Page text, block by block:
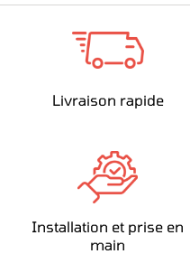
Livraison rapide
Installation et prise en
main